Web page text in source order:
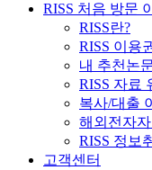
RISS 처음 방문
RISS란?
RISS 이용
내 추천논
RISS 자료
복사/대출
해외전자
RISS 정보
고객센터